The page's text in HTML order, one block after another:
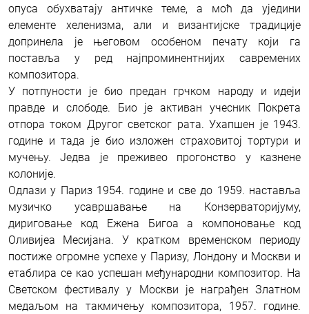
опуса обухватају античке теме, а моћ да уједини
елементе хеленизма, али и византијске традиције
допринела је његовом особеном печату који га
поставља у ред најпроминентнијих савремених
композитора.
У потпуности је био предан грчком народу и идеји
правде и слободе. Био је активан учесник Покрета
отпора током Другог светског рата. Ухапшен је 1943.
године и тада је био изложен страховитој тортури и
мучењу. Једва је преживео прогонство у казнене
колоније.
Одлази у Париз 1954. године и све до 1959. наставља
музичко усавршавање на Конзерваторијуму,
дириговање код Ежена Бигоа а компоновање код
Оливијеа Месијана. У кратком временском периоду
постиже огромне успехе у Паризу, Лондону и Москви и
етаблира се као успешан међународни композитор. На
Светском фестивалу у Москви је награђен Златном
медаљом на такмичењу композитора, 1957. године.